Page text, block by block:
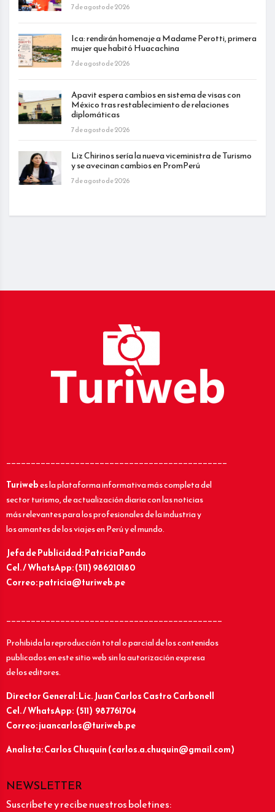
7 de agosto de 2026
Ica: rendirán homenaje a Madame Perotti, primera
mujer que habitó Huacachina
7 de agosto de 2026
Apavit espera cambios en sistema de visas con
México tras restablecimiento de relaciones
diplomáticas
7 de agosto de 2026
Liz Chirinos sería la nueva viceministra de Turismo
y se avecinan cambios en PromPerú
7 de agosto de 2026
_____________________________________________
Turiwebes la plataforma informativa más completa del
sector turismo, de actualización diaria con las noticias
más relevantes para los profesionales de la industria y
los amantes de los viajes en Perú y el mundo.
Jefa de Publicidad: Patricia Pando
Cel. / WhatsApp: (511) 986210180
Correo: patricia@turiweb.pe
____________________________________________
Prohibida la reproducción total o parcial de los contenidos
publicados en este sitio web sin la autorización expresa
de los editores.
Director General: Lic.Juan Carlos Castro Carbonell
Cel. / WhatsApp: (511) 987761704
Correo: juancarlos@turiweb.pe
Analista: Carlos Chuquín (carlos.a.chuquin@gmail.com)
NEWSLETTER
Suscríbete y recibe nuestros boletines: